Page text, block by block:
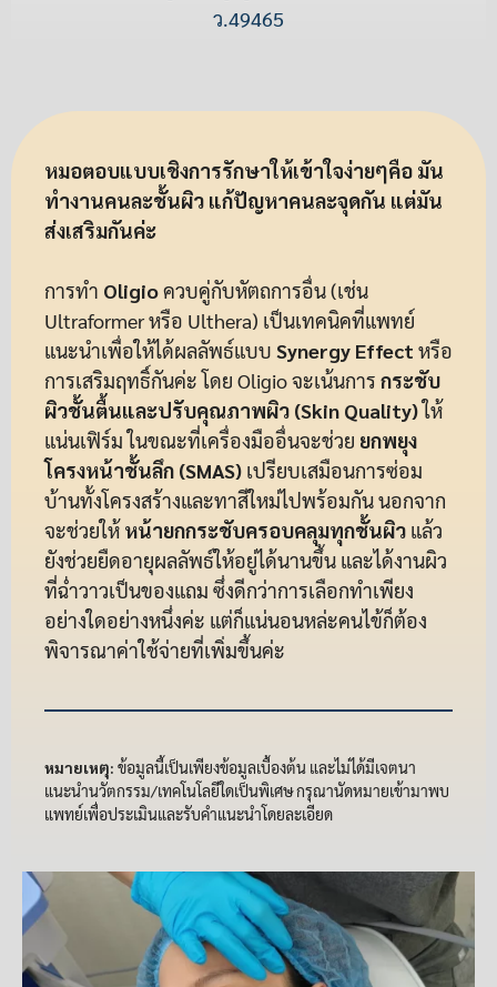
ว.49465
หมอตอบแบบเชิงการรักษาให้เข้าใจง่ายๆคือ มัน
ทำงานคนละชั้นผิว แก้ปัญหาคนละจุดกัน แต่มัน
ส่งเสริมกันค่ะ
การทำ Oligioควบคู่กับหัตถการอื่น (เช่น
Ultraformer หรือ Ulthera) เป็นเทคนิคที่แพทย์
แนะนำเพื่อให้ได้ผลลัพธ์แบบ Synergy Effect หรือ
การเสริมฤทธิ์กันค่ะ โดย Oligio จะเน้นการ กระชับ
ผิวชั้นตื้นและปรับคุณภาพผิว (Skin Quality)ให้
แน่นเฟิร์ม ในขณะที่เครื่องมืออื่นจะช่วย ยกพยุง
โครงหน้าชั้นลึก (SMAS) เปรียบเสมือนการซ่อม
บ้านทั้งโครงสร้างและทาสีใหม่ไปพร้อมกัน นอกจาก
จะช่วยให้ หน้ายกกระชับครอบคลุมทุกชั้นผิว แล้ว
ยังช่วยยืดอายุผลลัพธ์ให้อยู่ได้นานขึ้น และได้งานผิว
ที่ฉ่ำวาวเป็นของแถม ซึ่งดีกว่าการเลือกทำเพียง
อย่างใดอย่างหนึ่งค่ะ แต่ก็แน่นอนหล่ะคนไข้ก็ต้อง
พิจารณาค่าใช้จ่ายที่เพิ่มขึ้นค่ะ
หมายเหตุ: ข้อมูลนี้เป็นเพียงข้อมูลเบื้องต้น และไม่ได้มีเจตนา
แนะนำนวัตกรรม/เทคโนโลยีใดเป็นพิเศษ กรุณานัดหมายเข้ามาพบ
แพทย์เพื่อประเมินและรับคำแนะนำโดยละเอียด